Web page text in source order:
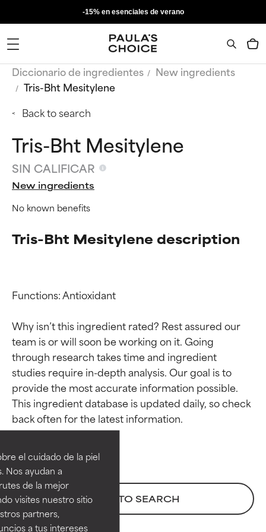
el cuidado de la piel
Nos ayudan a
de la mejor
visites nuestro sitio
partners,
a tus intereses
-15% en esenciales de verano
Diccionario de ingredientes
New ingredients
Tris-Bht Mesitylene
Back to search
Tris-Bht Mesitylene
SIN CALIFICAR
New ingredients
No known benefits
Tris-Bht Mesitylene description
Functions: Antioxidant
Why isn’t this ingredient rated? Rest assured our
team is or will soon be working on it. Going
through research takes time and ingredient
studies require in-depth analysis. Our goal is to
provide the most accurate information possible.
This ingredient database is updated daily, so check
BACK TO SEARCH
Calificaciones de
ingredientes
EXCELENTE
Ingrediente sobresaliente con
beneficios reales para la piel. Su
Calificaciones de
ingredientes
EXCELENTE
Ingrediente sobresaliente con
beneficios reales para la piel. Su